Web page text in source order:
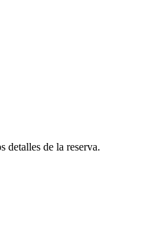
detalles de la reserva.